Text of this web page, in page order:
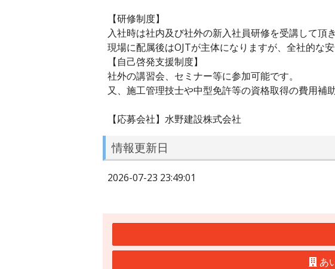
【研修制度】
入社時は社内及び社外の新入社員研修を受講して頂き
現場に配属後はOJTが主体になりますが、全社的な
【自己啓発支援制度】
社外の講習会、セミナー等に参加可能です。
又、施工管理技士や中型免許等の資格取得の費用補
【応募会社】水野建設株式会社
情報更新日
2026-07-23 23:49:01
あ